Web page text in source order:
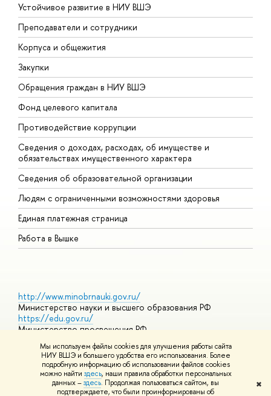
Мы используем файлы cookies для улучшения работы сайта
НИУ ВШЭ и большего удобства его использования. Более
подробную информацию об использовании файлов cookies
можно найти здесь, наши правила обработки персональных
данных –здесь. Продолжая пользоваться сайтом, вы
подтверждаете, что были проинформированы об
✖
Устойчивое развитие в НИУ ВШЭ
Преподаватели и сотрудники
Корпуса и общежития
Закупки
Обращения граждан в НИУ ВШЭ
Фонд целевого капитала
Противодействие коррупции
Сведения о доходах, расходах, об имуществе и
обязательствах имущественного характера
Сведения об образовательной организации
Людям с ограниченными возможностями здоровья
Единая платежная страница
Работа в Вышке
http://www.minobrnauki.gov.ru/
Министерство науки и высшего образования РФ
https://edu.gov.ru/
Министерство просвещения РФ
https://elearning.hse.ru/mooc
Массовые открытые онлайн-курсы
© НИУ ВШЭ 1993–2026 Адреса и контактыУсловия